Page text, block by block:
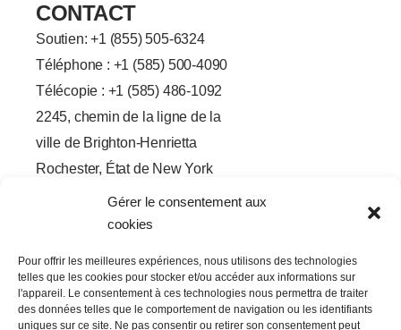
Gérer le consentement aux
cookies
Pour offrir les meilleures expériences, nous utilisons des technologies
telles que les cookies pour stocker et/ou accéder aux informations sur
l'appareil. Le consentement à ces technologies nous permettra de traiter
des données telles que le comportement de navigation ou les identifiants
uniques sur ce site. Ne pas consentir ou retirer son consentement peut
CONTACT
Soutien: +1 (855) 505-6324
Téléphone : +1 (585) 500-4090
Télécopie : +1 (585) 486-1092
2245, chemin de la ligne de la
ville de Brighton-Henrietta
Rochester, État de New York
e
b
o
o
k
-
e
d
I
n
-
w
t
e
r
t
u
b
e